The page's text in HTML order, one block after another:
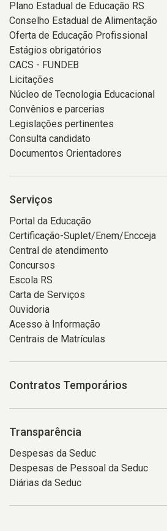
Plano Estadual de Educação RS
Conselho Estadual de Alimentação
Oferta de Educação Profissional
Estágios obrigatórios
CACS - FUNDEB
Licitações
Núcleo de Tecnologia Educacional
Convênios e parcerias
Legislações pertinentes
Consulta candidato
Documentos Orientadores
Serviços
Portal da Educação
Certificação-Suplet/Enem/Encceja
Central de atendimento
Concursos
Escola RS
Carta de Serviços
Ouvidoria
Acesso à Informação
Centrais de Matrículas
Contratos Temporários
Transparência
Despesas da Seduc
Despesas de Pessoal da Seduc
Diárias da Seduc